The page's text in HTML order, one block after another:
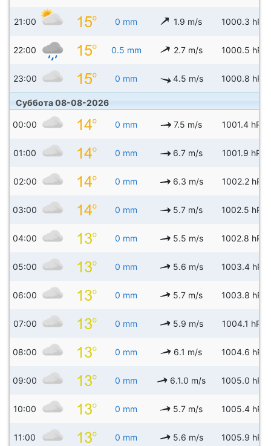
21:00 0 mm 1.9 m/s 1000.3 hPa
22:00 0.5 mm 2.7 m/s 1000.5 hPa
23:00 0 mm 4.5 m/s 1000.8 hPa
Суббота 08-08-2026
00:00 0 mm 7.5 m/s 1001.4 hPa
01:00 0 mm 6.7 m/s 1001.9 hPa
02:00 0 mm 6.3 m/s 1002.2 hPa
03:00 0 mm 5.7 m/s 1002.5 hPa
04:00 0 mm 5.5 m/s 1002.8 hPa
05:00 0 mm 5.6 m/s 1003.4 hPa
06:00 0 mm 5.7 m/s 1003.8 hPa
07:00 0 mm 5.9 m/s 1004.1 hPa
08:00 0 mm 6.1 m/s 1004.6 hPa
09:00 0 mm 6.1.0 m/s 1005.0 hPa
10:00 0 mm 5.7 m/s 1005.4 hPa
11:00 0 mm 5.6 m/s 1005.9 hPa